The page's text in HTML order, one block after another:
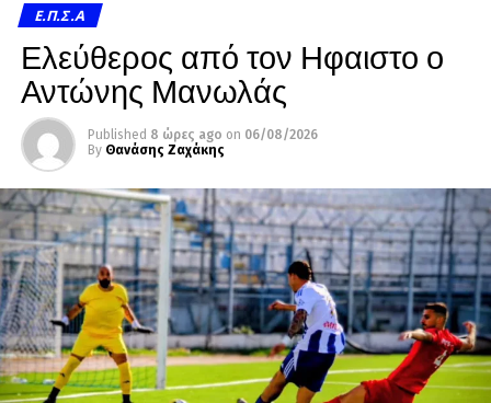
Ε.Π.Σ.Α
Ελεύθερος από τον Ηφαιστο ο
Αντώνης Μανωλάς
Published 8 ώρες ago on 06/08/2026
By Θανάσης Ζαχάκης